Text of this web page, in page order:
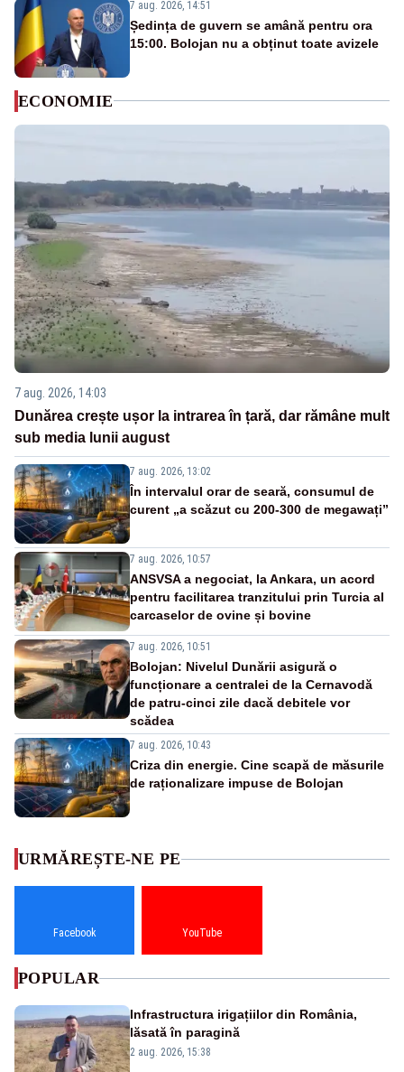
7 aug. 2026, 14:51
Ședința de guvern se amână pentru ora
15:00. Bolojan nu a obținut toate avizele
ECONOMIE
7 aug. 2026, 14:03
Dunărea crește ușor la intrarea în țară, dar rămâne mult
sub media lunii august
7 aug. 2026, 13:02
În intervalul orar de seară, consumul de
curent „a scăzut cu 200-300 de megawați”
7 aug. 2026, 10:57
ANSVSA a negociat, la Ankara, un acord
pentru facilitarea tranzitului prin Turcia al
carcaselor de ovine și bovine
7 aug. 2026, 10:51
Bolojan: Nivelul Dunării asigură o
funcționare a centralei de la Cernavodă
de patru-cinci zile dacă debitele vor
scădea
7 aug. 2026, 10:43
Criza din energie. Cine scapă de măsurile
de raționalizare impuse de Bolojan
URMĂREȘTE-NE PE
Facebook YouTube
POPULAR
Infrastructura irigațiilor din România,
lăsată în paragină
2 aug. 2026, 15:38